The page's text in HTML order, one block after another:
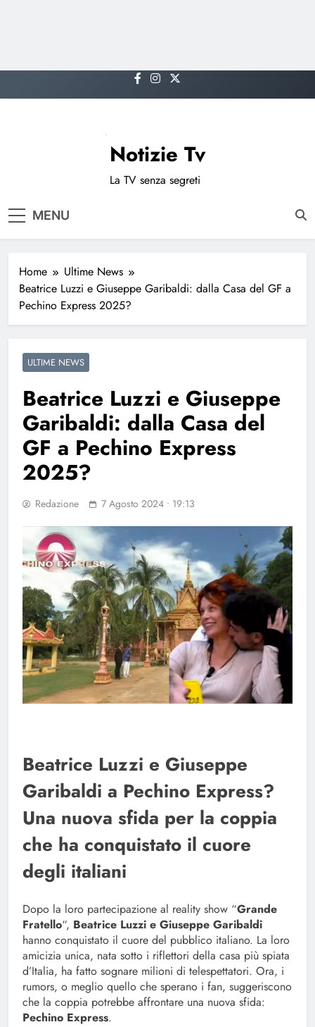
to
Notizie Tv
La TV senza segreti
MENU
Home
Ultime News
Beatrice Luzzi e Giuseppe Garibaldi: dalla Casa del GF a
Pechino Express 2025?
ULTIME NEWS
Beatrice Luzzi e Giuseppe
Garibaldi: dalla Casa del
GF a Pechino Express
2025?
Redazione 7 Agosto 2024 • 19:13
Beatrice Luzzi e Giuseppe
Garibaldi a Pechino Express?
Una nuova sfida per la coppia
che ha conquistato il cuore
degli italiani
Dopo la loro partecipazione al reality show “Grande
Fratello“, Beatrice Luzzi e Giuseppe Garibaldi
hanno conquistato il cuore del pubblico italiano. La loro
amicizia unica, nata sotto i riflettori della casa più spiata
d’Italia, ha fatto sognare milioni di telespettatori. Ora, i
rumors, o meglio quello che sperano i fan, suggeriscono
che la coppia potrebbe affrontare una nuova sfida:
Pechino Express.